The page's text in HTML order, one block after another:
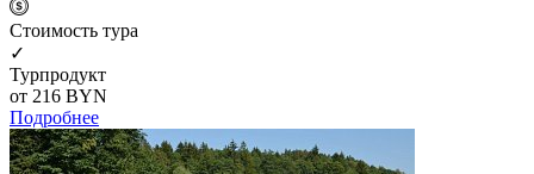
Cтоимость тура
✓
Турпродукт
от 216 BYN
Подробнее